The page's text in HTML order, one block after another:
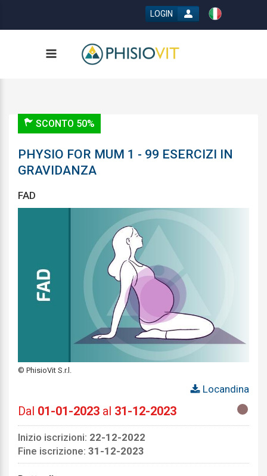
LOGIN
SCONTO 50%
PHYSIO FOR MUM 1 - 99 ESERCIZI IN
GRAVIDANZA
FAD
© PhisioVit S.r.l.
Locandina
Dal 01-01-2023 al 31-12-2023
Inizio iscrizioni: 22-12-2022
Fine iscrizione: 31-12-2023